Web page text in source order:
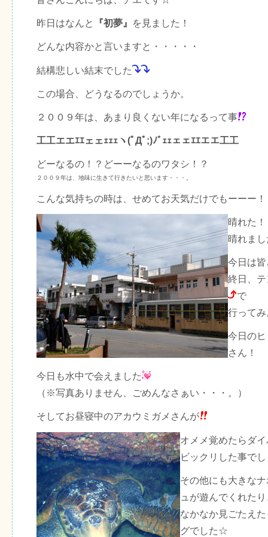
昨日はなんと 『初夢』 を見ました！
どんな内容かと言いますと・・・・・
結構悲しい結末でした
この場合、どうなるのでしょうか。
２００９年は、あまり良くない年になるって事
工工エエｴｴェェｪｪｪヽ(ﾟДﾟ;)ﾉﾞｪｪェェｴｴエエ工工
どーなるの！？どーーなるのワタシ！？
２００９年は、地味に生きて行きたいと思います・・・。
こんな気持ちの時は、せめてお天気だけでもーーー！
晴れた
晴れまし
今日は
終日、
で
行って
今日の
さん！
今日も水中で会えました
（※写真ありません、ごめんなさぁい・・・。）
そしてお昼寝中のアカウミガメさんが
オメメ覚めたらダ
ビックリした事で
その他にも大きな
ュが遊んでくれた
なかなか見ごたえ
グでした☆